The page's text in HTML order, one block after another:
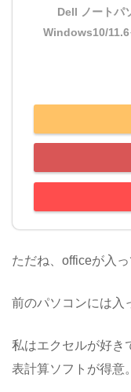
Dell ノートパ
Windows10/11.6
ただね、officeが入
前のパソコンには入
私はエクセルが好き
表計算ソフトが得意。